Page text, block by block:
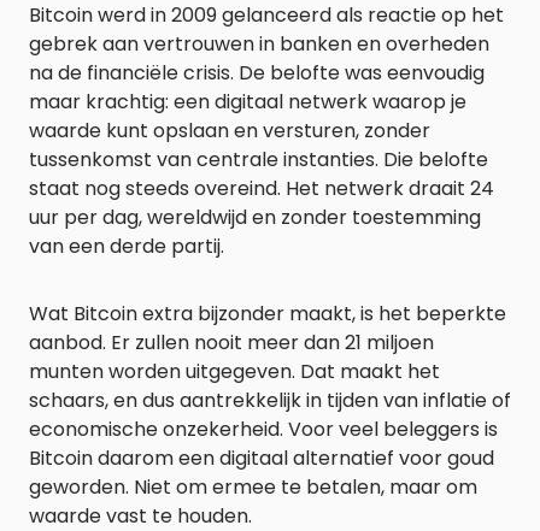
Bitcoin werd in 2009 gelanceerd als reactie op het
gebrek aan vertrouwen in banken en overheden
na de financiële crisis. De belofte was eenvoudig
maar krachtig: een digitaal netwerk waarop je
waarde kunt opslaan en versturen, zonder
tussenkomst van centrale instanties. Die belofte
staat nog steeds overeind. Het netwerk draait 24
uur per dag, wereldwijd en zonder toestemming
van een derde partij.
Wat Bitcoin extra bijzonder maakt, is het beperkte
aanbod. Er zullen nooit meer dan 21 miljoen
munten worden uitgegeven. Dat maakt het
schaars, en dus aantrekkelijk in tijden van inflatie of
economische onzekerheid. Voor veel beleggers is
Bitcoin daarom een digitaal alternatief voor goud
geworden. Niet om ermee te betalen, maar om
waarde vast te houden.